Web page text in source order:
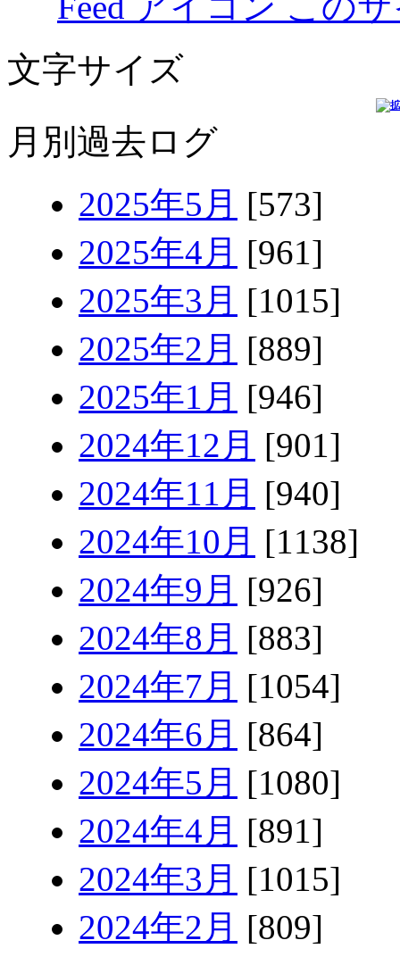
文字サイズ
月別過去ログ
2025年5月 [573]
2025年4月 [961]
2025年3月 [1015]
2025年2月 [889]
2025年1月 [946]
2024年12月 [901]
2024年11月 [940]
2024年10月 [1138]
2024年9月 [926]
2024年8月 [883]
2024年7月 [1054]
2024年6月 [864]
2024年5月 [1080]
2024年4月 [891]
2024年3月 [1015]
2024年2月 [809]